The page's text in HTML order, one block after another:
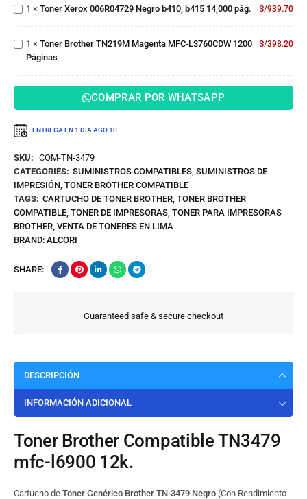
b410, b415
14,000
pág.
1 × Toner Xerox 006R04729 Negro b410, b415 14,000 pág. S/939.70
Brother
TN219M
Magenta
MFC-
L3760CDW
Páginas
1 × Toner Brother TN219M Magenta MFC-L3760CDW 1200
Páginas
S/398.20
COMPRAR POR WHATSAPP
ENTREGA EN 1 DÍA AGO 10
SKU: COM-TN-3479
CATEGORIES: SUMINISTROS COMPATIBLES, SUMINISTROS DE
IMPRESIÓN, TONER BROTHER COMPATIBLE
TAGS: CARTUCHO DE TONER BROTHER, TONER BROTHER
COMPATIBLE, TONER DE IMPRESORAS, TONER PARA IMPRESORAS
BROTHER, VENTA DE TONERES EN LIMA
BRAND: ALCORI
SHARE:
Guaranteed safe & secure checkout
DESCRIPCIÓN
INFORMACIÓN ADICIONAL
Toner Brother Compatible TN3479
mfc-l6900 12k.
Cartucho de Toner Genérico Brother TN-3479 Negro (Con Rendimiento